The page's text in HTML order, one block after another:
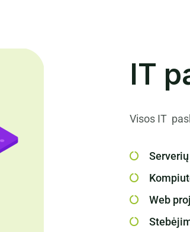
IT
Visos IT
Web